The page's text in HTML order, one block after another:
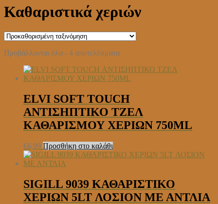
Καθαριστικά χεριών
Προβάλλονται όλα - 4 αποτελέσματα
ELVI SOFT TOUCH
ΑΝΤΙΣΗΠΤΙΚΟ ΤΖΕΛ
ΚΑΘΑΡΙΣΜΟΥ ΧΕΡΙΩΝ 750ML
€6,99 Προσθήκη στο καλάθι
SIGILL 9039 ΚΑΘΑΡΙΣΤΙΚΟ
ΧΕΡΙΩΝ 5LT ΛΟΣΙΟΝ ΜΕ ΑΝΤΛΙΑ